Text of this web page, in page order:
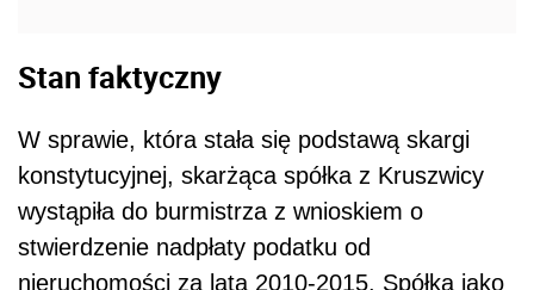
Stan faktyczny
W sprawie, która stała się podstawą skargi
konstytucyjnej, skarżąca spółka z Kruszwicy
wystąpiła do burmistrza z wnioskiem o
stwierdzenie nadpłaty podatku od
nieruchomości za lata 2010-2015. Spółka jako